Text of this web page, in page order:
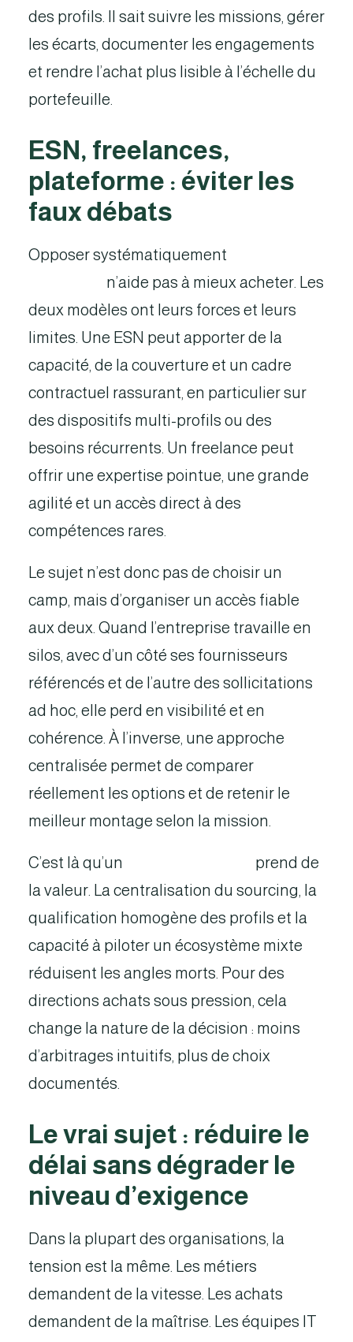
des profils. Il sait suivre les missions, gérer
les écarts, documenter les engagements
et rendre l’achat plus lisible à l’échelle du
portefeuille.
ESN, freelances,
plateforme : éviter les
faux débats
Opposer systématiquement
n’aide pas à mieux acheter. Les
deux modèles ont leurs forces et leurs
limites. Une ESN peut apporter de la
capacité, de la couverture et un cadre
contractuel rassurant, en particulier sur
des dispositifs multi-profils ou des
besoins récurrents. Un freelance peut
offrir une expertise pointue, une grande
agilité et un accès direct à des
compétences rares.
Le sujet n’est donc pas de choisir un
camp, mais d’organiser un accès fiable
aux deux. Quand l’entreprise travaille en
silos, avec d’un côté ses fournisseurs
référencés et de l’autre des sollicitations
ad hoc, elle perd en visibilité et en
cohérence. À l’inverse, une approche
centralisée permet de comparer
réellement les options et de retenir le
meilleur montage selon la mission.
C’est là qu’un
prend de
la valeur. La centralisation du sourcing, la
qualification homogène des profils et la
capacité à piloter un écosystème mixte
réduisent les angles morts. Pour des
directions achats sous pression, cela
change la nature de la décision : moins
d’arbitrages intuitifs, plus de choix
documentés.
Le vrai sujet : réduire le
délai sans dégrader le
niveau d’exigence
Dans la plupart des organisations, la
tension est la même. Les métiers
demandent de la vitesse. Les achats
demandent de la maîtrise. Les équipes IT